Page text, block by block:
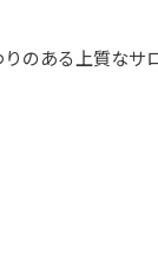
のある上質なサ